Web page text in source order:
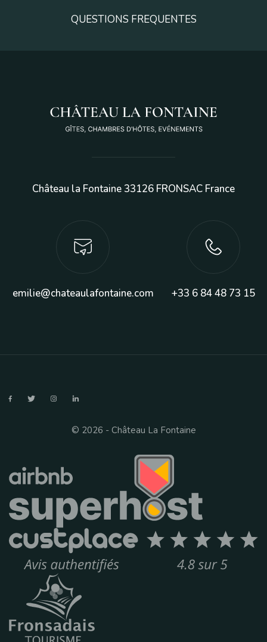
QUESTIONS FREQUENTES
emilie@chateaulafontaine.com
Château la Fontaine 33126 FRONSAC France
+33 6 84 48 73 15
© 2026 - Château La Fontaine